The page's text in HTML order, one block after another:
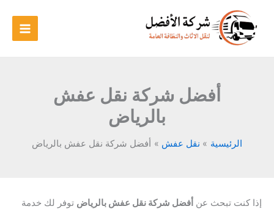
المحتوى
أفضل شركة نقل عفش
بالرياض
الرئيسية نقل عفش أفضل شركة نقل عفش بالرياض
إذا كنت تبحث عن أفضل شركة نقل عفش بالرياض توفر لك خدمة